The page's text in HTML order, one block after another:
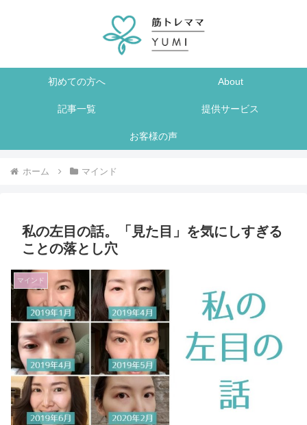
初めての方へ About
記事一覧 提供サービス
お客様の声
ホーム マインド
私の左目の話。「見た目」を気にしすぎる
ことの落とし穴
マインド